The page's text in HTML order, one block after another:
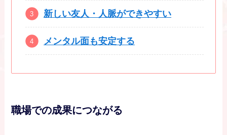
新しい友人・人脈ができやすい
メンタル面も安定する
職場での成果につながる